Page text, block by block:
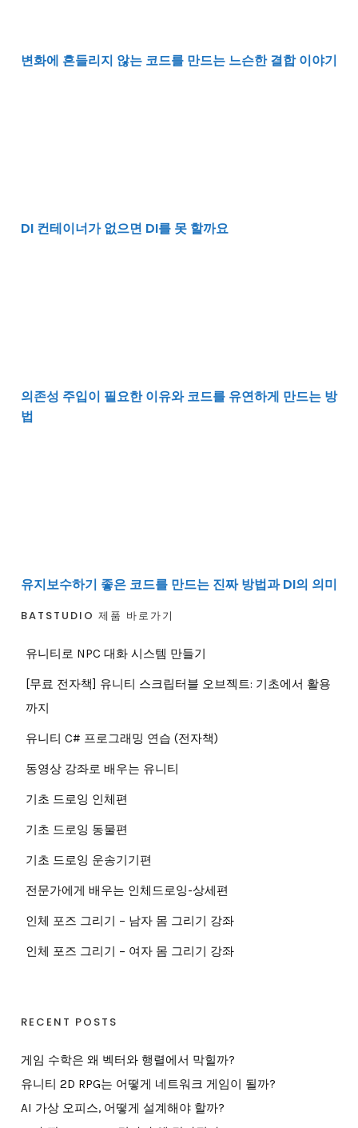
변화에 흔들리지 않는 코드를 만드는 느슨한 결합 이야기
DI 컨테이너가 없으면 DI를 못 할까요
의존성 주입이 필요한 이유와 코드를 유연하게 만드는 방
법
유지보수하기 좋은 코드를 만드는 진짜 방법과 DI의 의미
BATSTUDIO 제품 바로가기
유니티로 NPC 대화 시스템 만들기
[무료 전자책] 유니티 스크립터블 오브젝트: 기초에서 활용
까지
유니티 C# 프로그래밍 연습 (전자책)
동영상 강좌로 배우는 유니티
기초 드로잉 인체편
기초 드로잉 동물편
기초 드로잉 운송기기편
전문가에게 배우는 인체드로잉-상세편
인체 포즈 그리기 – 남자 몸 그리기 강좌
인체 포즈 그리기 – 여자 몸 그리기 강좌
RECENT POSTS
게임 수학은 왜 벡터와 행렬에서 막힐까?
유니티 2D RPG는 어떻게 네트워크 게임이 될까?
AI 가상 오피스, 어떻게 설계해야 할까?